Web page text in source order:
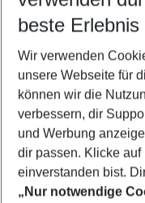
Frübucher
Last Minute
Pauschalreisen
Flug & Hotel
Urlaub Kamari
beste
Wir verwenden
unsere Webseite für
können wir die
verbessern, dir
und Werbung
dir passen. Klicke auf
einverstanden bist.
„Nur notwendige